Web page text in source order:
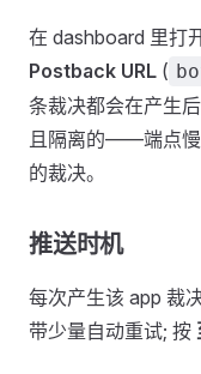
在 dashboard 里打
Postback URL (
条裁决都会在产生
且隔离的——端点慢
的裁决。
推送时机
每次产生该 app 裁
带少量自动重试; 按